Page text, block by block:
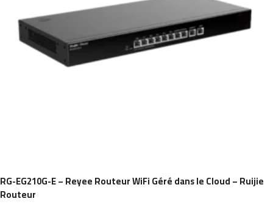
RG-EG210G-E – Reyee Routeur WiFi Géré dans le Cloud – Ruijie
Routeur